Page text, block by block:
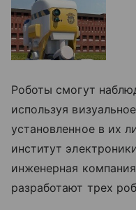
Роботы смогут
используя
установленное в их
институт
инженерная
разработают трех